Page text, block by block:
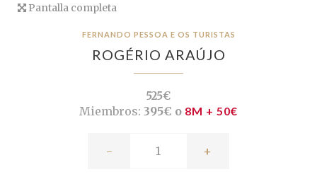
Pantalla completa
FERNANDO PESSOA E OS TURISTAS
ROGÉRIO ARAÚJO
525€
Miembros: 395€ o 8M + 50€
- +